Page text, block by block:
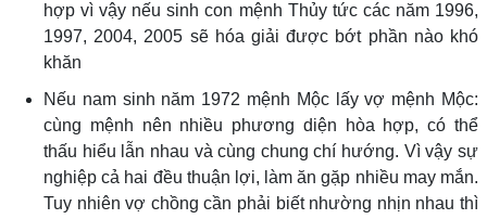
hợp vì vậy nếu sinh con mệnh Thủy tức các năm 1996,
1997, 2004, 2005 sẽ hóa giải được bớt phần nào khó
khăn
Nếu nam sinh năm 1972 mệnh Mộc lấy vợ mệnh Mộc:
cùng mệnh nên nhiều phương diện hòa hợp, có thể
thấu hiểu lẫn nhau và cùng chung chí hướng. Vì vậy sự
nghiệp cả hai đều thuận lợi, làm ăn gặp nhiều may mắn.
Tuy nhiên vợ chồng cần phải biết nhường nhịn nhau thì